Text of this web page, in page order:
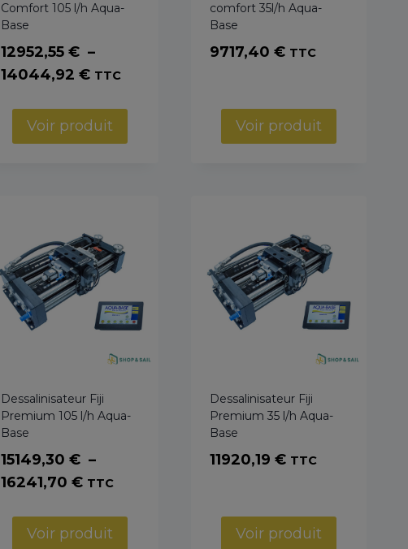
Comfort 105 l/h Aqua-
Base
12952,55€ –
14044,92€Plage
prix :
12952,55 €
TTC
Voir produit
comfort 35l/h Aqua-
Base
9717,40 € TTC
Voir produit
Dessalinisateur Fiji
Premium 105 l/h Aqua-
Base
15149,30€ –
16241,70€Plage
prix :
TTC
Voir produit
Dessalinisateur Fiji
Premium 35 l/h Aqua-
Base
11920,19 € TTC
Voir produit